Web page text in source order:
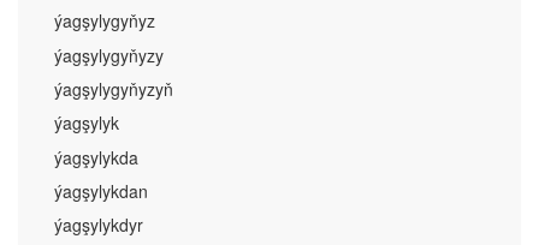
ýagşylygyňyz
ýagşylygyňyzy
ýagşylygyňyzyň
ýagşylyk
ýagşylykda
ýagşylykdan
ýagşylykdyr